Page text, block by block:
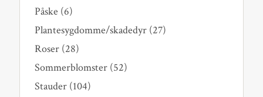
Påske (6)
Plantesygdomme/skadedyr(27)
Roser(28)
Sommerblomster(52)
Stauder(104)